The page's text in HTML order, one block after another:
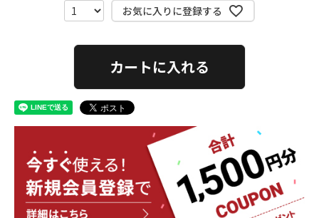
お気に入りに登録する
カートに入れる